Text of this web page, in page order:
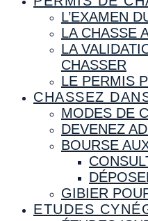
L’EXAMEN
LA CHASSE
LA
CHASSER
LE PERMIS
CHASSEZ
MODES DE
DEVENEZ
BOURSE
GIBIER
ETUDES